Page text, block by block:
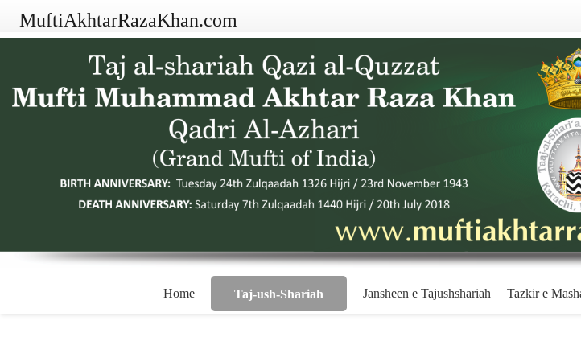
MuftiAkhtarRazaKhan.com
Home Taj-ush-Shariah Jansheen e Tajushshariah Tazkir e